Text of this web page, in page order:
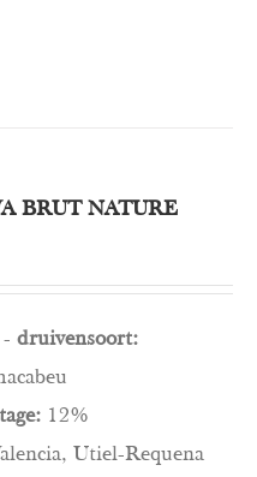
BRUT NATURE
-druivensoort:
12%
Utiel-Requena